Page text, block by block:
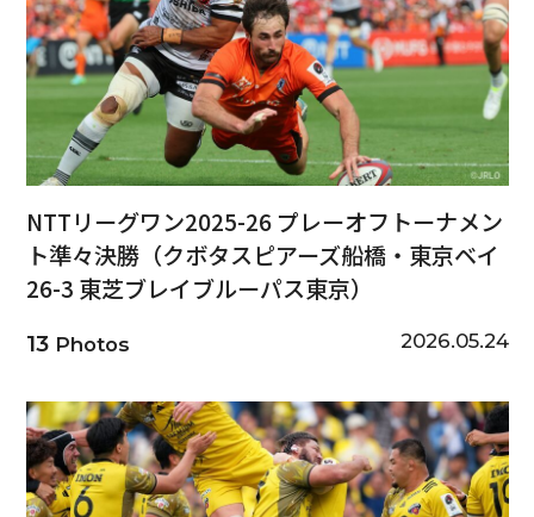
NTTリーグワン2025-26 プレーオフトーナメン
ト準々決勝（クボタスピアーズ船橋・東京ベイ
26-3 東芝ブレイブルーパス東京）
13Photos 2026.05.24